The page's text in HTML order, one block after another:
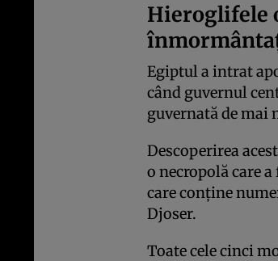
Hieroglifele
Egiptul a intrat
când guvernul
guvernată de
Descoperirea
o necropolă care
care conține
Djoser.
Toate cele cinci